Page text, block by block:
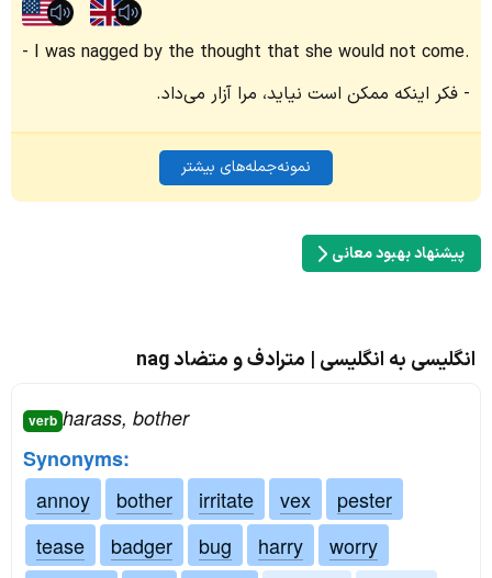
I was nagged by the thought that she would not come.
فکر اینکه ممکن است نیاید، مرا آزار می‌داد.
نمونه‌جمله‌های بیشتر
پیشنهاد بهبود معانی
انگلیسی به انگلیسی | مترادف و متضاد nag
verb harass, bother
Synonyms:
annoy
bother irritate vex
pester
tease
badger bug harry
worry